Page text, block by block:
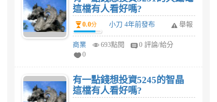
這檔有人看好嗎?
0.0分 小刀 4年前發布 舉報
商業 693點閱
0 評論/給分
0
有一點錢想投資5245的智晶
這檔有人看好嗎?